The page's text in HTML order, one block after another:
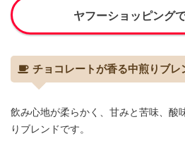
ヤフーショッピング
チョコレートが香る中煎りブレ
飲み心地が柔らかく、甘みと苦味、酸
りブレンドです。